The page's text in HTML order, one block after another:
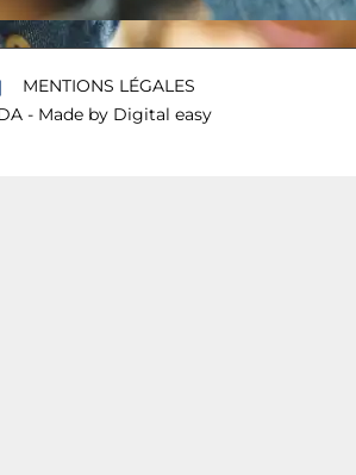
- Made by Digital easy
MENTIONS LÉGALES